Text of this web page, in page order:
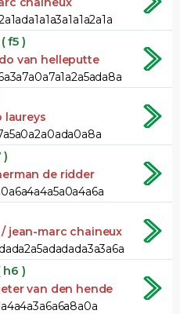
( f5 )
van helleputte
laureys
)
de ridder
jean-marc chaineux
h6 )
van den hende